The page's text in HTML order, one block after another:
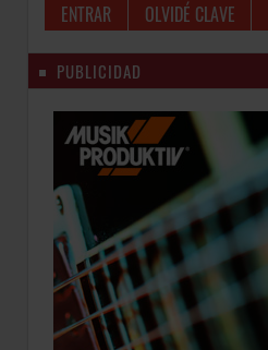
OLVIDÉ CLAVE
PUBLICIDAD